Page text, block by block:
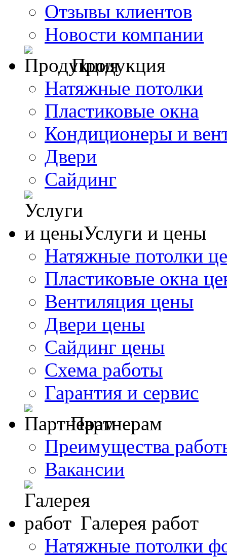
Отзывы клиентов
Новости компании
Продукция
Натяжные потолки
Пластиковые окна
Кондиционеры и
Двери
Сайдинг
Услуги и цены
Натяжные потолки
Пластиковые окна
Вентиляция цены
Двери цены
Сайдинг цены
Схема работы
Гарантия и сервис
Партнерам
Преимущества
Вакансии
Галерея работ
Натяжные потолки